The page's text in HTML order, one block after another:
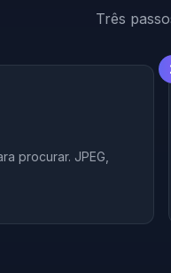
Três
procurar. JPEG,